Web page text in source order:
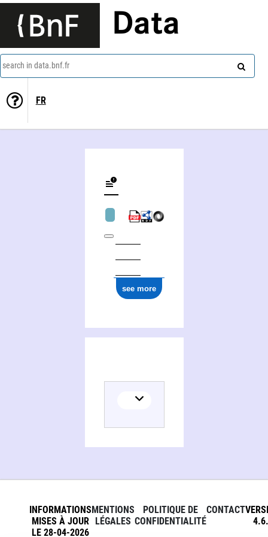
Data
search in data.bnf.fr
FR
see more
INFORMATIONS
MISES À JOUR
LE 28-04-2026
MENTIONS
LÉGALES
POLITIQUE DE
CONFIDENTIALITÉ
CONTACT